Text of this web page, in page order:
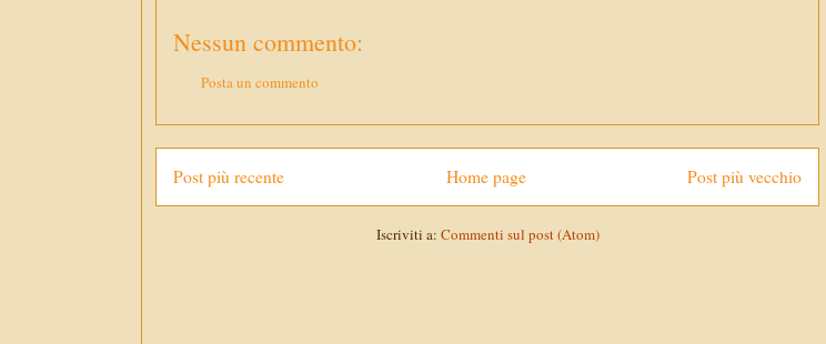
Nessun commento:
Posta un commento
Post più recente Post più vecchio
Home page
Iscriviti a: Commenti sul post (Atom)